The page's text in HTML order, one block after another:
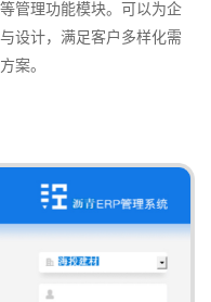
管理功能模块。可以为企
设计，满足客户多样化需
案。